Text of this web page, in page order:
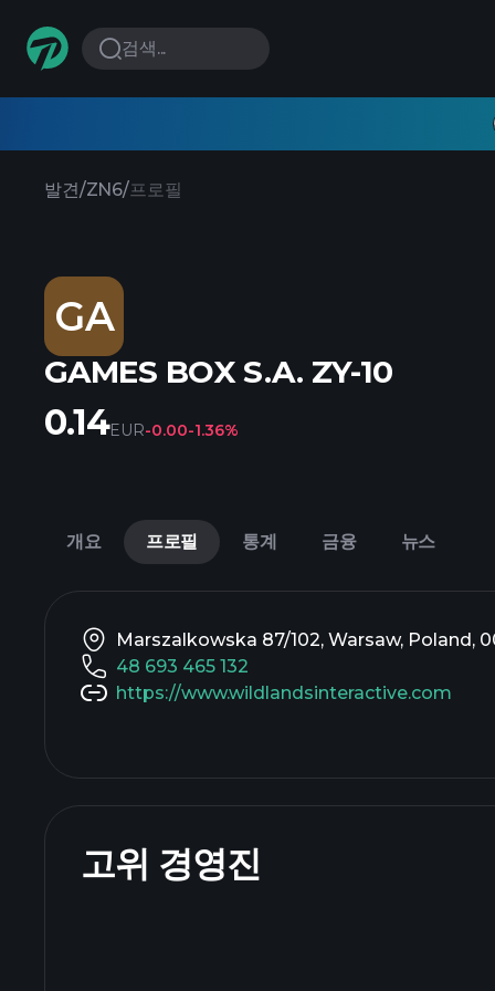
검색...
발견/ZN6/프로필
GA
GAMES BOX S.A. ZY-10
0.14EUR-0.00-1.36%
개요 프로필 통계 금융 뉴스
Marszalkowska 87/102, Warsaw, Poland,
48 693 465 132
https://www.wildlandsinteractive.com
고위 경영진